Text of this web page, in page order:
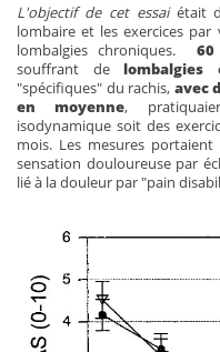
L'objectif de cet essaiétait
lombaire et les exercices
lombalgies chroniques.
souffrant de lombalgies
"spécifiques" du rachis, avec
en moyenne,
isodynamique soit des
mois. Les mesures
sensation douloureuse par
lié à la douleur par "pain